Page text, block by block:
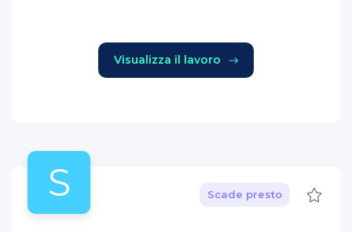
Visualizza il lavoro
S Scade presto Salva